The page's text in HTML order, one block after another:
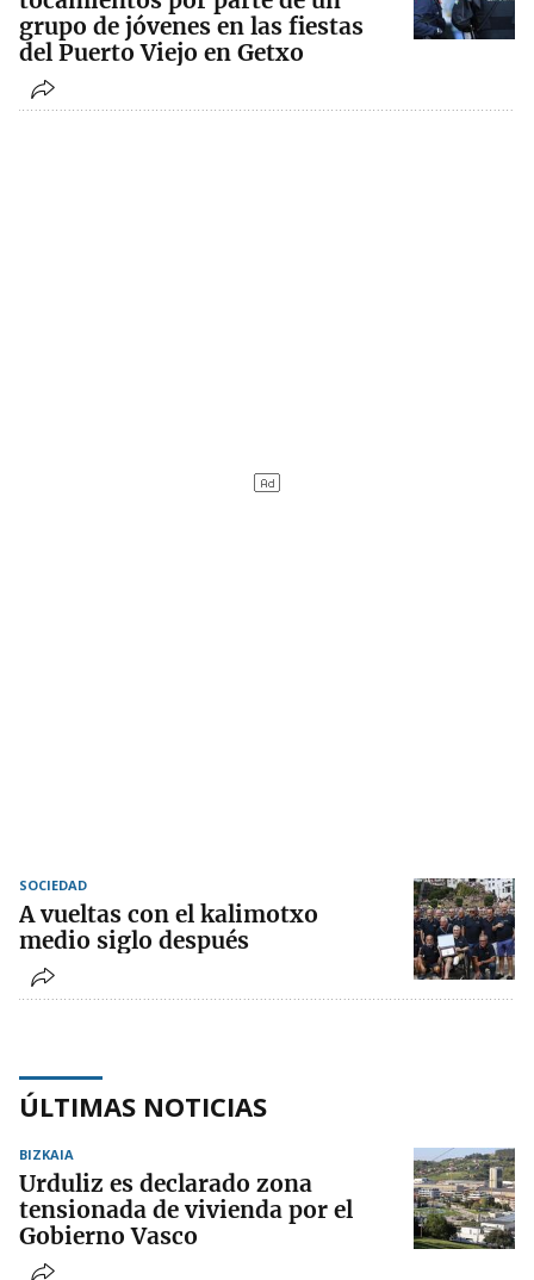
grupo de jóvenes en las fiestas
del Puerto Viejo en Getxo
SOCIEDAD
A vueltas con el kalimotxo
medio siglo después
ÚLTIMAS NOTICIAS
BIZKAIA
Urduliz es declarado zona
tensionada de vivienda por el
Gobierno Vasco